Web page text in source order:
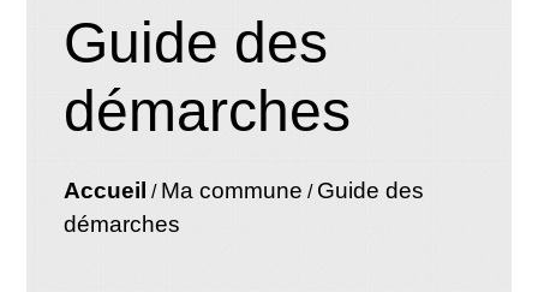
Guide des
démarches
Accueil / Ma commune / Guide des
démarches